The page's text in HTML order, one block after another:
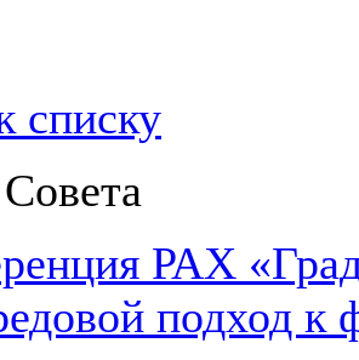
списку
РАХ
подход